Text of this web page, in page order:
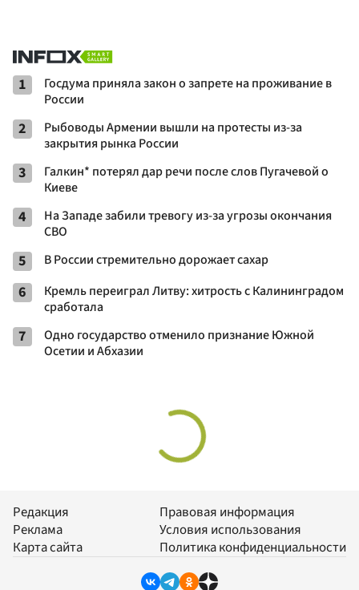
1
Госдума приняла закон о запрете на проживание в
России
2
Рыбоводы Армении вышли на протесты из-за
закрытия рынка России
3
Галкин* потерял дар речи после слов Пугачевой о
Киеве
4
На Западе забили тревогу из-за угрозы окончания
СВО
5 В России стремительно дорожает сахар
6
Кремль переиграл Литву: хитрость с Калининградом
сработала
7
Одно государство отменило признание Южной
Осетии и Абхазии
Редакция
Реклама
Карта сайта
Правовая информация
Условия использования
Политика конфиденциальности